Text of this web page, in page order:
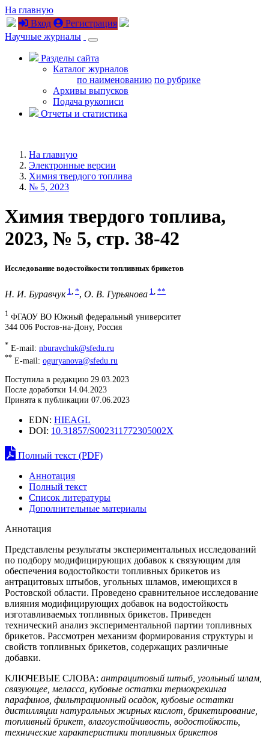
На главную
Вход
Регистрация
Научные журналы
Разделы сайта
Каталог журналов
по наименованию по рубрике
Архивы выпусков
Подача рукописи
Отчеты и статистика
На главную
Электронные версии
Химия твердого топлива
№ 5, 2023
Химия твердого топлива,
2023, № 5, стр. 38-42
Исследование водостойкости топливных брикетов
Н. И. Буравчук 1 *, О. В. Гурьянова 1 **
1 ФГАОУ ВО Южный федеральный университет
344 006 Ростов-на-Дону, Россия
* E-mail: nburavchuk@sfedu.ru
** E-mail: oguryanova@sfedu.ru
Поступила в редакцию 29.03.2023
После доработки 14.04.2023
Принята к публикации 07.06.2023
EDN: HIEAGL
DOI: 10.31857/S002311772305002X
Полный текст (PDF)
Аннотация
Полный текст
Список литературы
Дополнительные материалы
Аннотация
Представлены результаты экспериментальных исследований
по подбору модифицирующих добавок к связующим для
обеспечения водостойкости топливных брикетов из
антрацитовых штыбов, угольных шламов, имеющихся в
Ростовской области. Проведено сравнительное исследование
влияния модифицирующих добавок на водостойкость
изготавливаемых топливных брикетов. Приведен
технический анализ экспериментальной партии топливных
брикетов. Рассмотрен механизм формирования структуры и
свойств топливных брикетов, содержащих различные
добавки.
КЛЮЧЕВЫЕ СЛОВА: антрацитовый штыб, угольный шлам
связующее меласса кубовые остатки термокрекинга
парафинов фильтрационный осадок, кубовые остатки
дистилляции натуральных жирных кислот брикетирование
топливный брикет влагоустойчивость водостойкость
технические характеристики топливных брикетов